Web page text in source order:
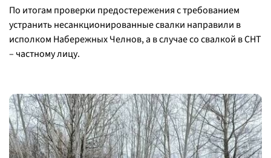
По итогам проверки предостережения с требованием
устранить несанкционированные свалки направили в
исполком Набережных Челнов, а в случае со свалкой в СНТ
– частному лицу.